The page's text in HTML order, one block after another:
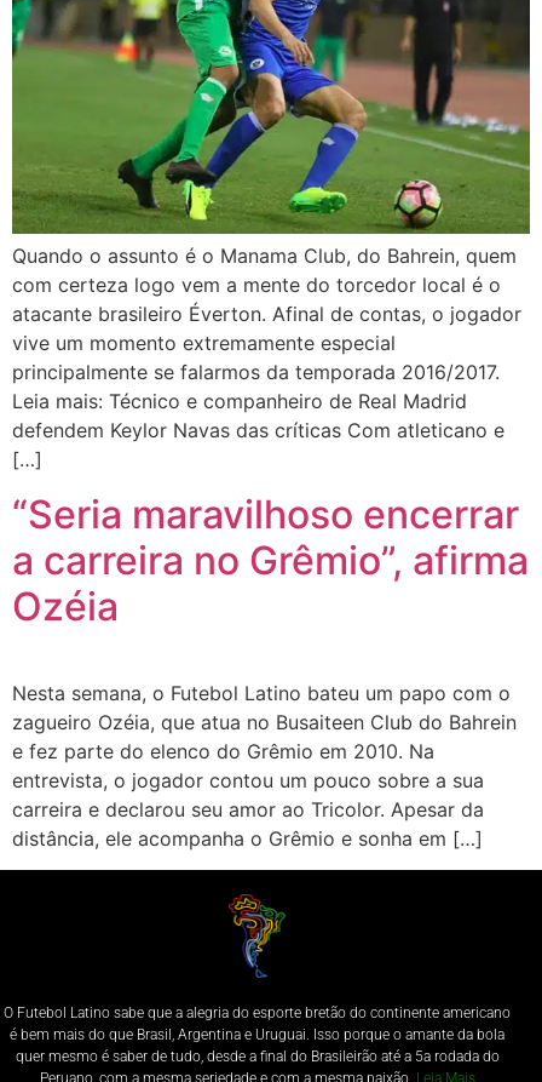
Quando o assunto é o Manama Club, do Bahrein, quem
com certeza logo vem a mente do torcedor local é o
atacante brasileiro Éverton. Afinal de contas, o jogador
vive um momento extremamente especial
principalmente se falarmos da temporada 2016/2017.
Leia mais: Técnico e companheiro de Real Madrid
defendem Keylor Navas das críticas Com atleticano e
[…]
“Seria maravilhoso encerrar
a carreira no Grêmio”, afirma
Ozéia
Nesta semana, o Futebol Latino bateu um papo com o
zagueiro Ozéia, que atua no Busaiteen Club do Bahrein
e fez parte do elenco do Grêmio em 2010. Na
entrevista, o jogador contou um pouco sobre a sua
carreira e declarou seu amor ao Tricolor. Apesar da
distância, ele acompanha o Grêmio e sonha em […]
O Futebol Latino sabe que a alegria do esporte bretão do continente americano
é bem mais do que Brasil, Argentina e Uruguai. Isso porque o amante da bola
quer mesmo é saber de tudo, desde a final do Brasileirão até a 5a rodada do
Peruano, com a mesma seriedade e com a mesma paixão.
Leia Mais